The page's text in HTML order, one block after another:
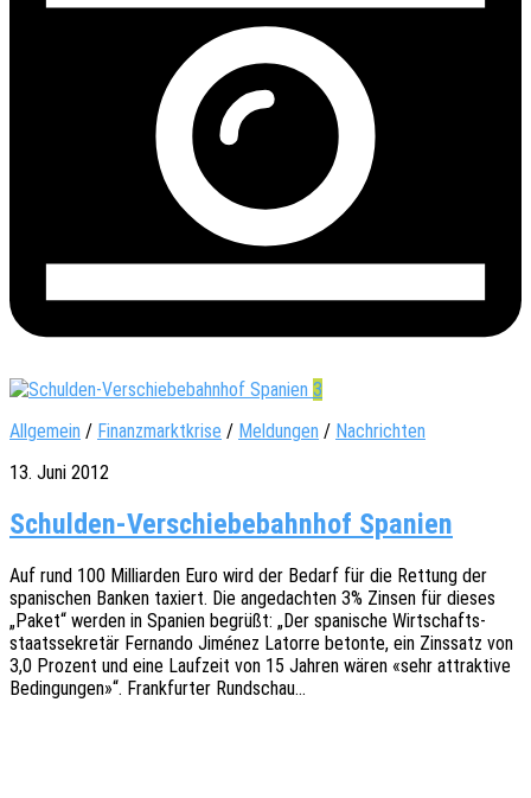
3
Allgemein / Finanzmarktkrise / Meldungen / Nachrichten
13. Juni 2012
Schulden-Verschiebebahnhof Spanien
Auf rund 100 Milli­ar­den Euro wird der Bedarf für die Rettung der
spani­schen Banken taxiert. Die ange­dach­ten 3% Zinsen für dieses
„Paket“ werden in Spani­en begrüßt: „Der spani­sche Wirt­schafts­
staats­se­kre­tär Fernan­do Jimé­nez Lator­re beton­te, ein Zins­satz von
3,0 Prozent und eine Lauf­zeit von 15 Jahren wären «sehr attrak­ti­ve
Bedin­gun­gen»“. Frank­fur­ter Rundschau…